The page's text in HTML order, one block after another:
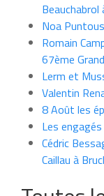
Beauchabrol
Noa
Romain
67ème
Lerm et
Valentin
8 Août les
Les
Cédric
Caillau à